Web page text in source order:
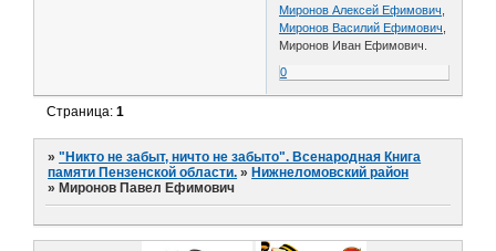
Миронов Алексей Ефимович
Миронов Василий Ефимович
Миронов Иван Ефимович.
0
Страница:1
»"Никто не забыт, ничто не забыто". Всенародная Книга
памяти Пензенской области. » Нижнеломовский район
» Миронов Павел Ефимович